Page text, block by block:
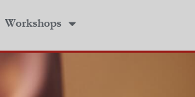
Workshops